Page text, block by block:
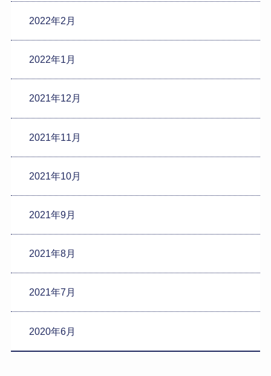
2022年2月
2022年1月
2021年12月
2021年11月
2021年10月
2021年9月
2021年8月
2021年7月
2020年6月